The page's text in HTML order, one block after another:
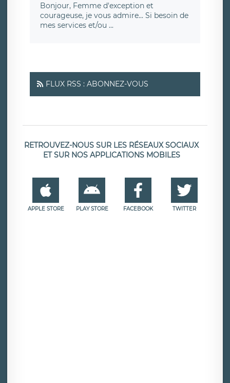
Bonjour, Femme d'exception et
courageuse, je vous admire... Si besoin de
mes services et/ou ...
FLUX RSS : ABONNEZ-VOUS
RETROUVEZ-NOUS SUR LES RÉSEAUX SOCIAUX
ET SUR NOS APPLICATIONS MOBILES
APPLE STORE PLAY STORE FACEBOOK TWITTER